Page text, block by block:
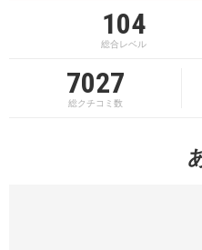
104
総合レベル
7027
総クチコミ数